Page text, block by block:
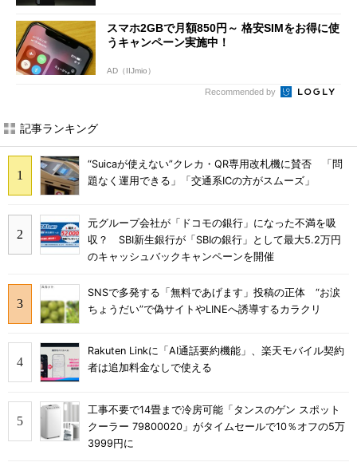
スマホ2GBで月額850円～ 格安SIMをお得に使
うキャンペーン実施中！
AD（IIJmio）
Recommended by
記事ランキング
“Suicaが使えない”クレカ・QR専用改札機に賛否 「問
題なく運用できる」「交通系ICの方がスムーズ」
元グループ会社が「ドコモの銀行」になった不満を吸
収？ SBI新生銀行が「SBIの銀行」として最大5.2万円
のキャッシュバックキャンペーンを開催
SNSで多発する「無料であげます」投稿の正体 “お涙
ちょうだい”で偽サイトやLINEへ誘導するカラクリ
Rakuten Linkに「AI通話要約機能」、楽天モバイル契約
者は追加料金なしで使える
工事不要で14畳まで冷房可能「タンスのゲン スポット
クーラー 79800020」がタイムセールで10％オフの5万
3999円に